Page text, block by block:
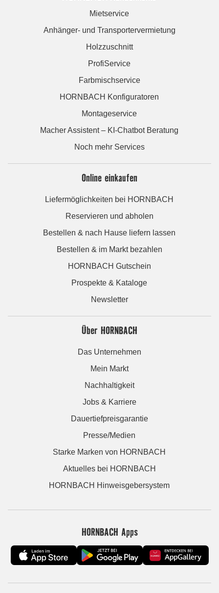
Mietservice
Anhänger- und Transportervermietung
Holzzuschnitt
ProfiService
Farbmischservice
HORNBACH Konfiguratoren
Montageservice
Macher Assistent – KI-Chatbot Beratung
Noch mehr Services
Online einkaufen
Liefermöglichkeiten bei HORNBACH
Reservieren und abholen
Bestellen & nach Hause liefern lassen
Bestellen & im Markt bezahlen
HORNBACH Gutschein
Prospekte & Kataloge
Newsletter
Über HORNBACH
Das Unternehmen
Mein Markt
Nachhaltigkeit
Jobs & Karriere
Dauertiefpreisgarantie
Presse/Medien
Starke Marken von HORNBACH
Aktuelles bei HORNBACH
HORNBACH Hinweisgebersystem
HORNBACH Apps